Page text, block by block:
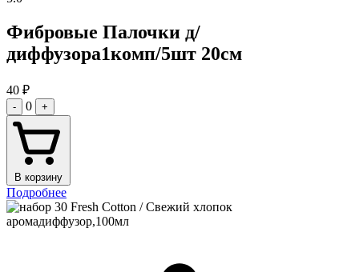
Фибровые Палочки д/
диффузора1комп/5шт 20см
40 ₽
- 0 +
В корзину
Подробнее